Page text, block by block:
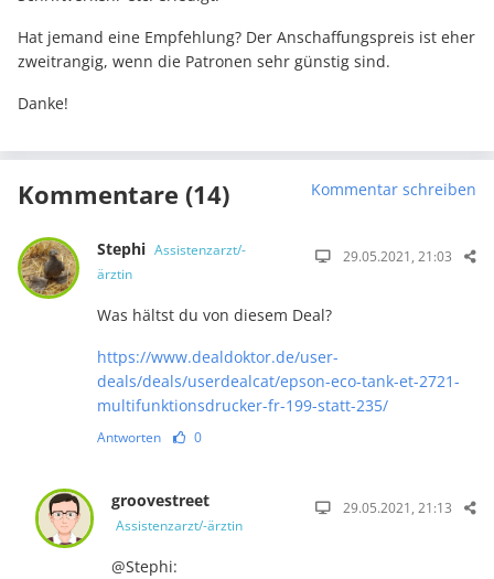
Hat jemand eine Empfehlung? Der Anschaffungspreis ist eher
zweitrangig, wenn die Patronen sehr günstig sind.
Danke!
Kommentare (14) Kommentar schreiben
Stephi Assistenzarzt/-
ärztin
29.05.2021, 21:03
Was hältst du von diesem Deal?
https://www.dealdoktor.de/user-
deals/deals/userdealcat/epson-eco-tank-et-2721-
multifunktionsdrucker-fr-199-statt-235/
Antworten 0
groovestreet
Assistenzarzt/-ärztin
29.05.2021, 21:13
@Stephi: